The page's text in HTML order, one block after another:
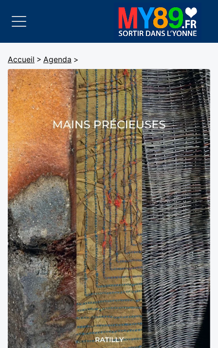
Accueil > Agenda >